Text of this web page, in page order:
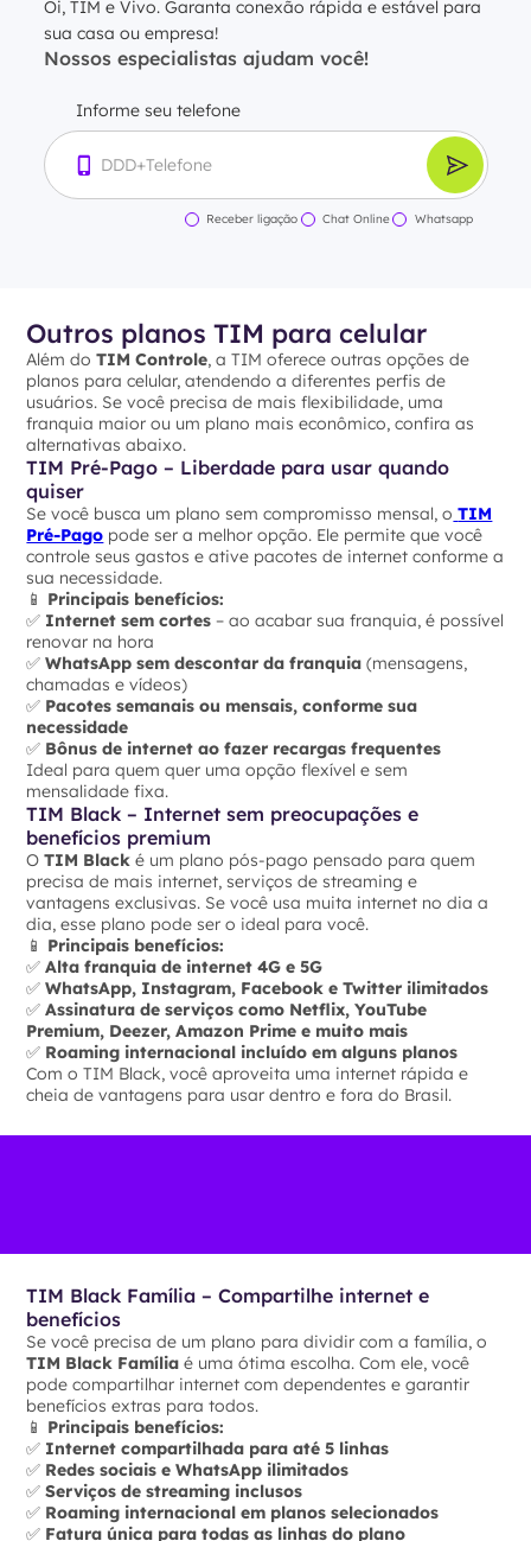
Oi, TIM e Vivo. Garanta conexão rápida e estável para
sua casa ou empresa!
Nossos especialistas ajudam você!
Informe seu telefone
Receber ligação Chat Online Whatsapp
Outros planos TIM para celular
Além doTIM Controle, a TIM oferece outras opções de
planos para celular, atendendo a diferentes perfis de
usuários. Se você precisa de mais flexibilidade, uma
franquia maior ou um plano mais econômico, confira as
alternativas abaixo.
TIM Pré-Pago – Liberdade para usar quando
quiser
Se você busca um plano sem compromisso mensal, o TIM
Pré-Pago pode ser a melhor opção. Ele permite que você
controle seus gastos e ative pacotes de internet conforme a
sua necessidade.
📱 Principais benefícios:
✅ Internet sem cortes – ao acabar sua franquia, é possível
renovar na hora
✅WhatsApp sem descontar da franquia (mensagens,
chamadas e vídeos)
✅ Pacotes semanais ou mensais, conforme sua
necessidade
✅ Bônus de internet ao fazer recargas frequentes
Ideal para quem quer uma opção flexível e sem
mensalidade fixa.
TIM Black – Internet sem preocupações e
benefícios premium
OTIM Black é um plano pós-pago pensado para quem
precisa de mais internet, serviços de streaming e
vantagens exclusivas. Se você usa muita internet no dia a
dia, esse plano pode ser o ideal para você.
📱 Principais benefícios:
✅Alta franquia de internet 4G e 5G
✅WhatsApp, Instagram, Facebook e Twitter ilimitados
✅Assinatura de serviços como Netflix, YouTube
Premium, Deezer, Amazon Prime e muito mais
✅ Roaming internacional incluído em alguns planos
Com o TIM Black, você aproveita uma internet rápida e
cheia de vantagens para usar dentro e fora do Brasil.
TIM Black Família – Compartilhe internet e
benefícios
Se você precisa de um plano para dividir com a família, o
TIM Black Família é uma ótima escolha. Com ele, você
pode compartilhar internet com dependentes e garantir
benefícios extras para todos.
📱 Principais benefícios:
✅ Internet compartilhada para até 5 linhas
✅ Redes sociais e WhatsApp ilimitados
✅Serviços de streaming inclusos
✅ Roaming internacional em planos selecionados
✅ Fatura única para todas as linhas do plano